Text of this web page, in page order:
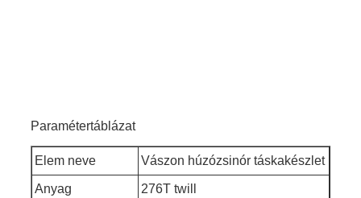
Paramétertáblázat
Elem neve Vászon húzózsinór táskakészlet
Anyag 276T twill